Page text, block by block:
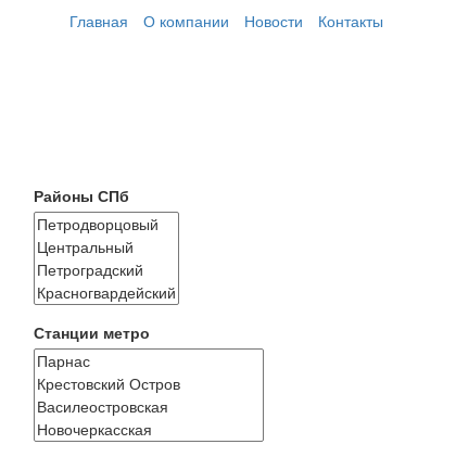
Главная О компании Новости
Контакты
Районы СПб
Станции метро